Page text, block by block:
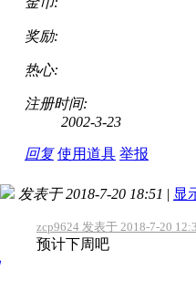
奖励:
热心:
注册时间:
2002-3-23
回复 使用道具 举报
发表于 2018-7-20 18:51 | 显
zcp9624 发表于 2018-7-20
预计下周吧